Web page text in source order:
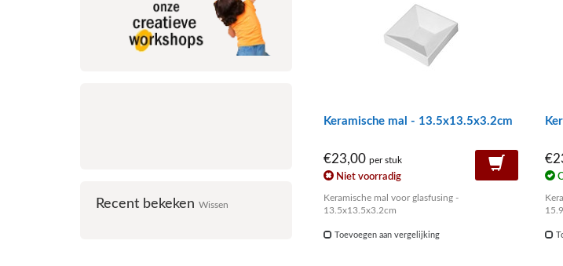
Recent bekeken Wissen
Keramische mal - 13.5x13.5x3.2cm
€23,00 per stuk
Niet voorradig
Keramische mal voor glasfusing -
13.5x13.5x3.2cm
Toevoegen aan vergelijking